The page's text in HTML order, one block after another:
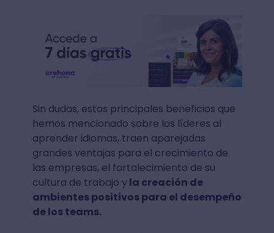
Sin dudas, estos principales beneficios que
hemos mencionado sobre los líderes al
aprender idiomas, traen aparejadas
grandes ventajas para el crecimiento de
las empresas, el fortalecimiento de su
cultura de trabajo yla creación de
ambientes positivos para el desempeño
de los teams.